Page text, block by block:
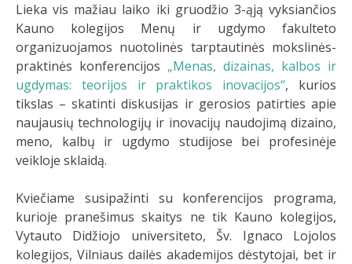
Lieka vis mažiau laiko iki gruodžio 3-ąją vyksiančios
Kauno kolegijos Menų ir ugdymo fakulteto
organizuojamos nuotolinės tarptautinės mokslinės-
praktinės konferencijos „Menas, dizainas, kalbos ir
ugdymas: teorijos ir praktikos inovacijos“, kurios
tikslas – skatinti diskusijas ir gerosios patirties apie
naujausių technologijų ir inovacijų naudojimą dizaino,
meno, kalbų ir ugdymo studijose bei profesinėje
veikloje sklaidą.
Kviečiame susipažinti su konferencijos programa,
kurioje pranešimus skaitys ne tik Kauno kolegijos,
Vytauto Didžiojo universiteto, Šv. Ignaco Lojolos
kolegijos, Vilniaus dailės akademijos dėstytojai, bet ir